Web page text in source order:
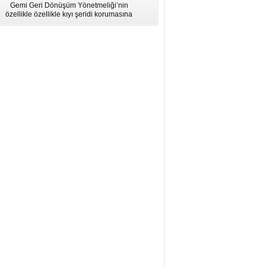
Gemi Geri Dönüşüm Yönetmeliği’nin
özellikle özellikle kıyı şeridi korumasına
ilişkin hükümlere uymadığı için AB